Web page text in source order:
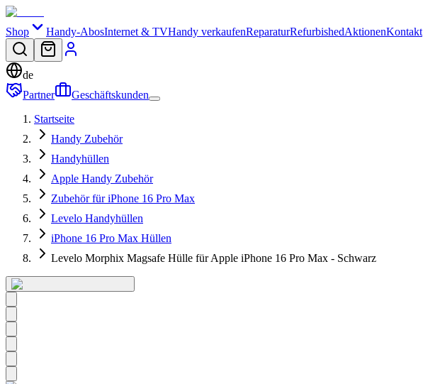
Shop Handy-AbosInternet & TVHandy verkaufenReparaturRefurbishedAktionenKontakt
de
Partner
Geschäftskunden
Startseite
Handy Zubehör
Handyhüllen
Apple Handy Zubehör
Zubehör für iPhone 16 Pro Max
Levelo Handyhüllen
iPhone 16 Pro Max Hüllen
Levelo Morphix Magsafe Hülle für Apple iPhone 16 Pro Max - Schwarz